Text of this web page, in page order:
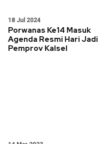
18 Jul 2024
Porwanas Ke14 Masuk
Agenda Resmi Hari Jadi
Pemprov Kalsel